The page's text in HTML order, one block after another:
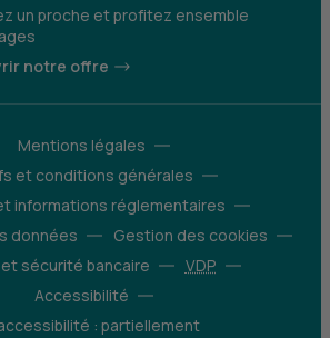
un proche et profitez ensemble
notre offre
Mentions légales
et conditions générales
informations réglementaires
données
Gestion des cookies
et sécurité bancaire
VDP
Accessibilité
: partiellement